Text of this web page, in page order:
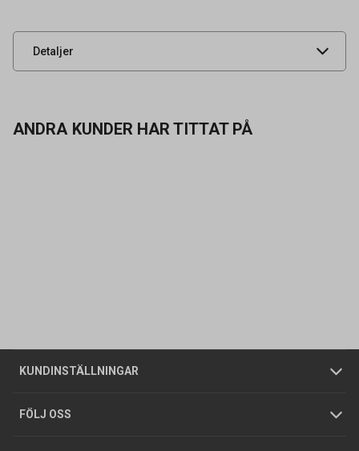
Detaljer
UNSPSC 52152102
ANDRA KUNDER HAR TITTAT PÅ
KUNDINSTÄLLNINGAR
Företagskund / Privatkund
FÖLJ OSS
Allmänna försäljningsvillkor
Integritetspolicy
Butiker
Foldrar och kataloger
Om oss
Tjänster